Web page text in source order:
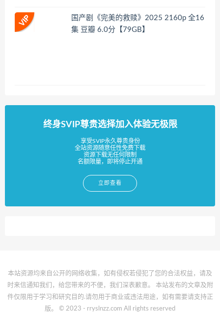
国产剧《完美的救赎》2025 2160p 全16
集 豆瓣 6.0分【79GB】
终身SVIP尊贵选择加入体验无极限
享受SVIP永久尊贵身份
全站资源随意任性免费下载
资源下载无任何限制
名额限量，即将停止开通
立即查看
本站资源均来自公开的网络收集，如有侵权若侵犯了您的合法权益，请及
时来信通知我们，给您带来的不便，我们深表歉意。 本站发布的文章及附
件仅限用于学习和研究目的.请勿用于商业或违法用途，如有需要请支持正
版。 © 2023 - rryslnzz.com All rights reserved